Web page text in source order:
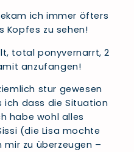
ich immer öfters
Kopfes zu sehen!
total ponyvernarrt, 2
anzufangen!
stur gewesen
ich dass die Situation
habe wohl alles
(die Lisa mochte
zu überzeugen –